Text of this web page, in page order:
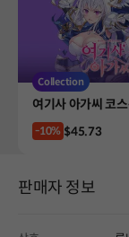
Collection
Product
여기사 아가씨 코
드 스토리 컬렉션
-10% Price
$45.73
판매자 정보